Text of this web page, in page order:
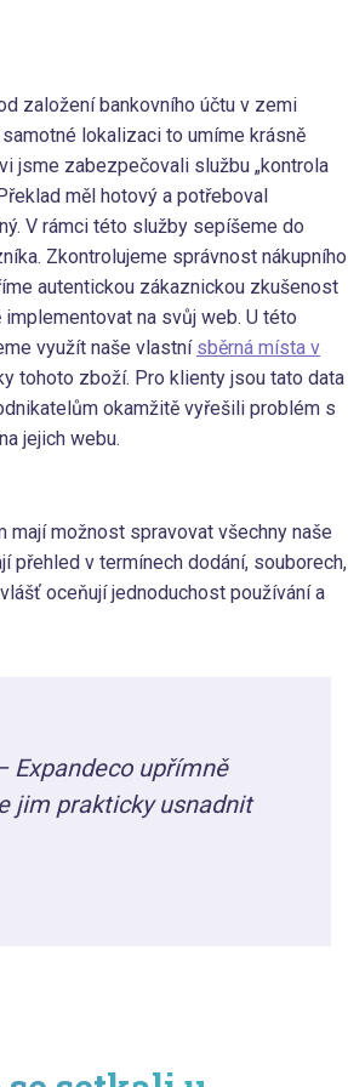
založení bankovního účtu v zemi
lokalizaci to umíme krásně
jsme zabezpečovali službu „kontrola
měl hotový a potřeboval
V rámci této služby sepíšeme do
Zkontrolujeme správnost nákupního
autentickou zákaznickou zkušenost
na svůj web. U této
využít naše vlastní sběrná místa v
tohoto zboží. Pro klienty jsou tato data
okamžitě vyřešili problém s
jejich webu.
mají možnost spravovat všechny naše
přehled v termínech dodání, souborech,
oceňují jednoduchost používání a
Expandeco upřímně
jim prakticky usnadnit